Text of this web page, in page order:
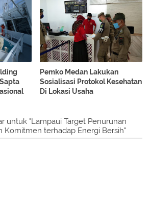
Pemko Medan Lakukan
Sosialisasi Protokol Kesehatan
Di Lokasi Usaha
untuk "Lampaui Target Penurunan
Komitmen terhadap Energi Bersih"